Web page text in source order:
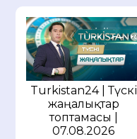
Turkistan24 | Түскі
жаңалықтар
топтамасы |
07.08.2026